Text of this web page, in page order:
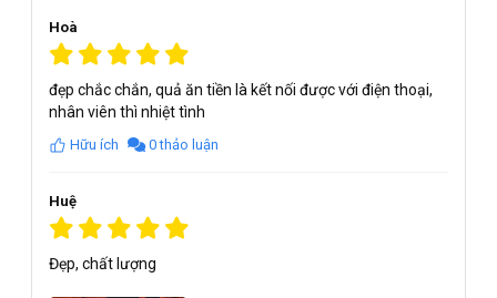
Hoà
đẹp chắc chắn, quả ăn tiền là kết nối được với điện thoại,
nhân viên thì nhiệt tình
Hữu ích 0 thảo luận
Huệ
Đẹp, chất lượng